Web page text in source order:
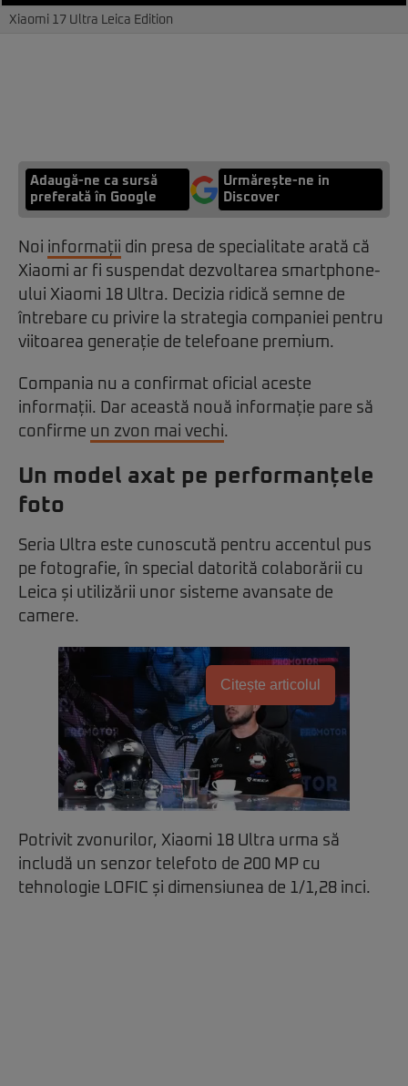
Xiaomi 17 Ultra Leica Edition
Adaugă-ne ca sursă
preferată în Google
Urmărește-ne in
Discover
Noi informații din presa de specialitate arată că
Xiaomi ar fi suspendat dezvoltarea smartphone-
ului Xiaomi 18 Ultra. Decizia ridică semne de
întrebare cu privire la strategia companiei pentru
viitoarea generație de telefoane premium.
Compania nu a confirmat oficial aceste
informații. Dar această nouă informație pare să
confirme un zvon mai vechi.
Un model axat pe performanțele
foto
Seria Ultra este cunoscută pentru accentul pus
pe fotografie, în special datorită colaborării cu
Leica și utilizării unor sisteme avansate de
camere.
Citește articolul
Potrivit zvonurilor, Xiaomi 18 Ultra urma să
includă un senzor telefoto de 200 MP cu
tehnologie LOFIC și dimensiunea de 1/1,28 inci.